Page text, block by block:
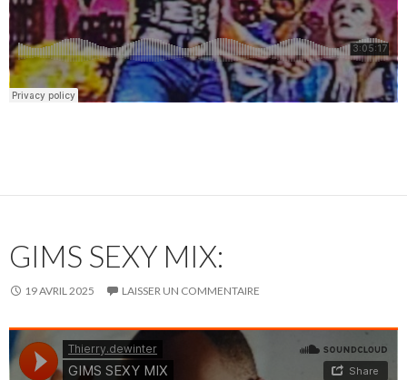
GIMS SEXY MIX:
19 AVRIL 2025 LAISSER UN COMMENTAIRE